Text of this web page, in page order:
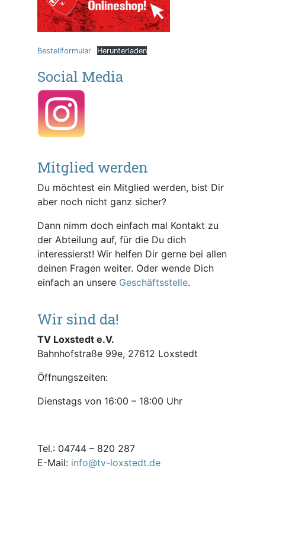
Bestellformular Herunterladen
Social Media
Mitglied werden
Du möchtest ein Mitglied werden, bist Dir
aber noch nicht ganz sicher?
Dann nimm doch einfach mal Kontakt zu
der Abteilung auf, für die Du dich
interessierst! Wir helfen Dir gerne bei allen
deinen Fragen weiter. Oder wende Dich
einfach an unsere Geschäftsstelle.
Wir sind da!
TV Loxstedt e.V.
Bahnhofstraße 99e, 27612 Loxstedt
Öffnungszeiten:
Dienstags von 16:00 – 18:00 Uhr
Tel.: 04744 – 820 287
E-Mail: info@tv-loxstedt.de